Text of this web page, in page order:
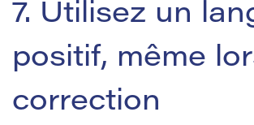
7. Utilisez un
positif, même
correction